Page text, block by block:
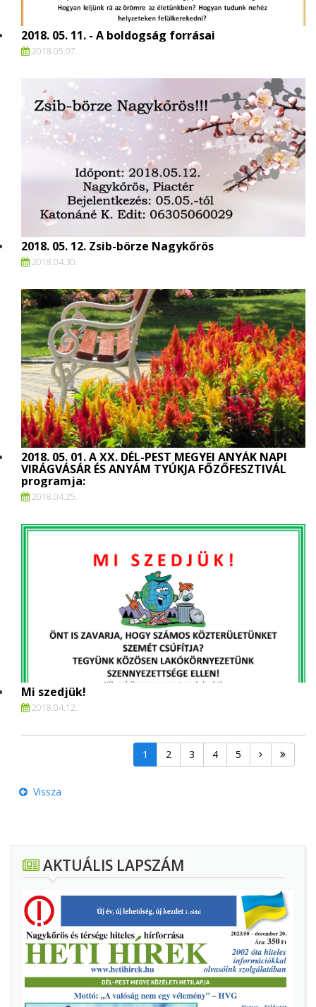
2018. 05. 11. - A boldogság forrásai
2018.05.07.
2018. 05. 12. Zsib-börze Nagykőrös
2018.04.30.
2018. 05. 01. A XX. DÉL-PEST MEGYEI ANYÁK NAPI
VIRÁGVÁSÁR ÉS ANYÁM TYÚKJA FŐZŐFESZTIVÁL
programja:
2018.04.25.
Mi szedjük!
2018.04.12.
1 2 3 4 5
Vissza
AKTUÁLIS LAPSZÁM